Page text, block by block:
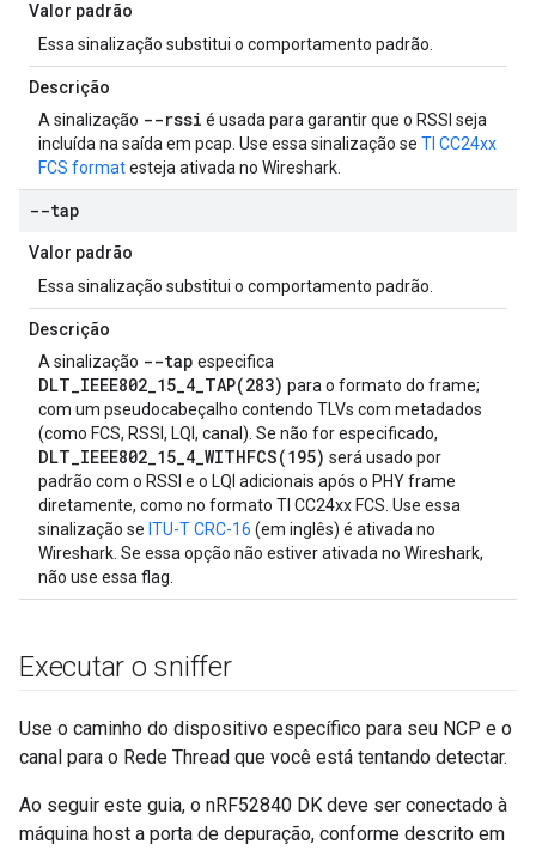
Valor padrão
Essa sinalização substitui o comportamento padrão.
Descrição
A sinalização --rssi é usada para garantir que o RSSI seja
incluída na saída em pcap. Use essa sinalização se TI CC24xx
FCS formatesteja ativada no Wireshark.
--tap
Valor padrão
Essa sinalização substitui o comportamento padrão.
Descrição
A sinalização --tap especifica
DLT_IEEE802_15_4_TAP(283) para o formato do frame;
com um pseudocabeçalho contendo TLVs com metadados
(como FCS, RSSI, LQI, canal). Se não for especificado,
DLT_IEEE802_15_4_WITHFCS(195) será usado por
padrão com o RSSI e o LQI adicionais após o PHY frame
diretamente, como no formato TI CC24xx FCS. Use essa
sinalização se ITU-T CRC-16 (em inglês) é ativada no
Wireshark. Se essa opção não estiver ativada no Wireshark,
não use essa flag.
Executar o sniffer
Use o caminho do dispositivo específico para seu NCP e o
canal para o Rede Thread que você está tentando detectar.
Ao seguir este guia, o nRF52840 DK deve ser conectado à
máquina host a porta de depuração, conforme descrito em